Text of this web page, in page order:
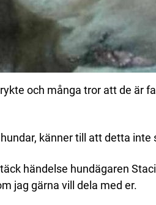
och många tror att de är
känner till att detta inte
händelse hundägaren
jag gärna vill dela med er.